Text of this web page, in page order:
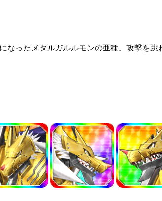
ったメタルガルルモンの亜種。攻撃を